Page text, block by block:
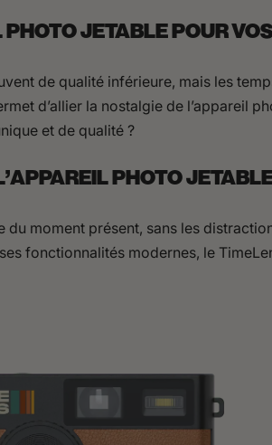
JETABLE POUR
de qualité inférieure, mais les
d’allier la nostalgie de l’appareil
et de qualité ?
PHOTO
moment présent, sans les
fonctionnalités modernes, le